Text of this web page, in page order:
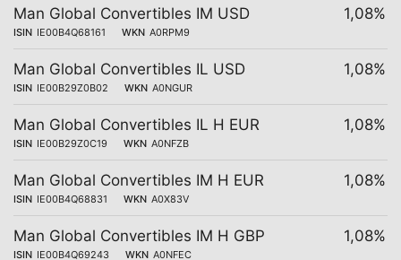
Man Global Convertibles IM USD
ISIN IE00B4Q68161 WKN A0RPM9
1,08%
Man Global Convertibles IL USD
ISIN IE00B29Z0B02 WKN A0NGUR
1,08%
Man Global Convertibles IL H EUR
ISIN IE00B29Z0C19 WKN A0NFZB
1,08%
Man Global Convertibles IM H EUR
ISIN IE00B4Q68831 WKN A0X83V
1,08%
Man Global Convertibles IM H GBP
ISIN IE00B4Q69243 WKN A0NFEC
1,08%